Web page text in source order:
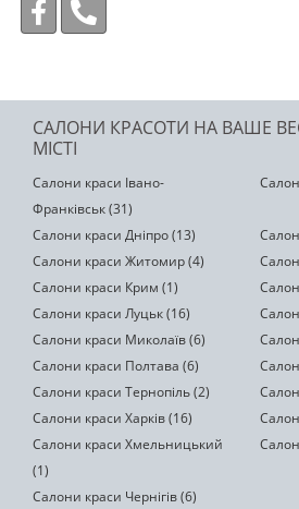
САЛОНИ КРАСОТИ НА ВАШЕ
МІСТІ
Салони краси Івано-
Франківськ (31)
Салони краси Дніпро (13)
Салони краси Житомир (4)
Салони краси Крим (1)
Салони краси Луцьк (16)
Салони краси Миколаїв (6)
Салони краси Полтава (6)
Салони краси Тернопіль (2)
Салони краси Харків (16)
Салони краси Хмельницький
(1)
Салони краси Чернігів (6)